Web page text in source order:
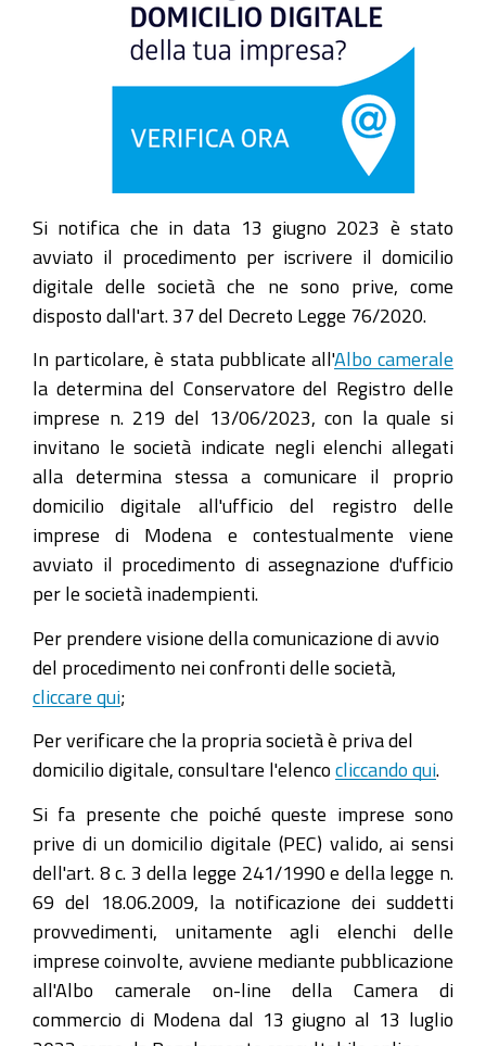
Si notifica che in data 13 giugno 2023 è stato
avviato il procedimento per iscrivere il domicilio
digitale delle società che ne sono prive, come
disposto dall'art. 37 del Decreto Legge 76/2020.
In particolare, è stata pubblicate all'Albo camerale
la determina del Conservatore del Registro delle
imprese n. 219 del 13/06/2023, con la quale si
invitano le società indicate negli elenchi allegati
alla determina stessa a comunicare il proprio
domicilio digitale all'ufficio del registro delle
imprese di Modena e contestualmente viene
avviato il procedimento di assegnazione d'ufficio
per le società inadempienti.
Per prendere visione della comunicazione di avvio
del procedimento nei confronti delle società,
cliccare qui;
Per verificare che la propria società è priva del
domicilio digitale, consultare l'elenco cliccando qui
Si fa presente che poiché queste imprese sono
prive di un domicilio digitale (PEC) valido, ai sensi
dell'art. 8 c. 3 della legge 241/1990 e della legge n.
69 del 18.06.2009, la notificazione dei suddetti
provvedimenti, unitamente agli elenchi delle
imprese coinvolte, avviene mediante pubblicazione
all'Albo camerale on-line della Camera di
commercio di Modena dal 13 giugno al 13 luglio